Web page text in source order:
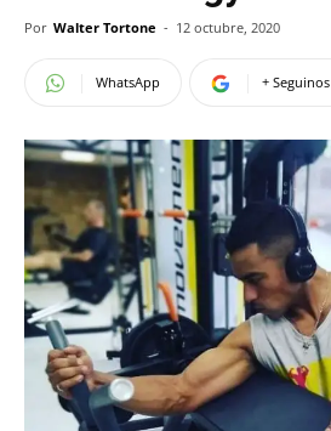
Por Walter Tortone - 12 octubre, 2020
WhatsApp +